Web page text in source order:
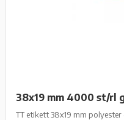
38x19 mm 4000 st/rl
TT etikett 38x19 mm